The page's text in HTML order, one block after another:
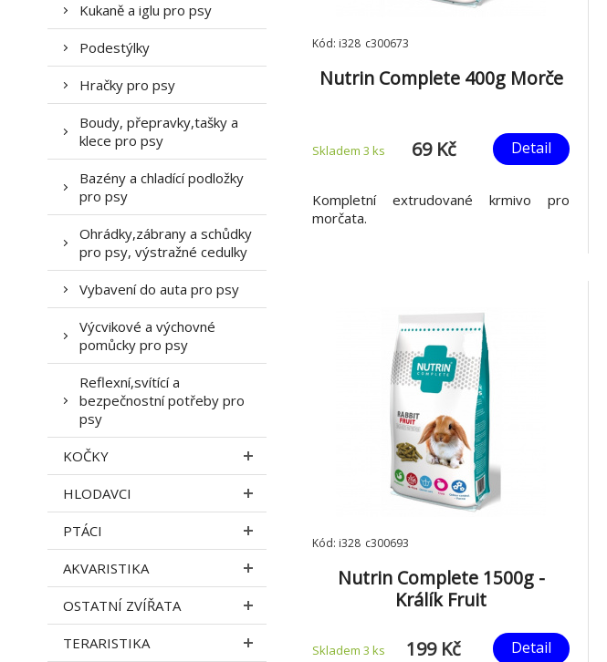
Kukaně a iglu pro psy
Podestýlky
Hračky pro psy
Boudy, přepravky,tašky a
klece pro psy
Bazény a chladící podložky
pro psy
Ohrádky,zábrany a schůdky
pro psy, výstražné cedulky
Vybavení do auta pro psy
Výcvikové a výchovné
pomůcky pro psy
Reflexní,svítící a
bezpečnostní potřeby pro
psy
KOČKY
HLODAVCI
PTÁCI
AKVARISTIKA
OSTATNÍ ZVÍŘATA
TERARISTIKA
Kód: i328_c300673
Nutrin Complete 400g Morče
Skladem 3 ks 69 Kč Detail
Kompletní extrudované krmivo pro
morčata.
Kód: i328_c300693
Nutrin Complete 1500g -
Králík Fruit
Skladem 3 ks 199 Kč Detail